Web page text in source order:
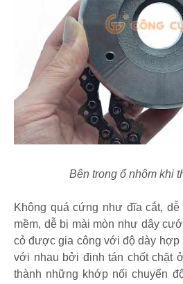
Bên trong ổ nhôm khi
Không quá cứng như đĩa cắt,
mềm, dễ bị mài mòn như dây
cỏ được gia công với độ dày
với nhau bởi đinh tán chốt chặt
thành những khớp nối chuyển